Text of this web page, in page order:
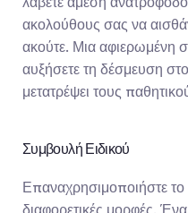
ακολούθους σας να
ακούτε. Μια αφιερωμένη
αυξήσετε τη δέσμευση
μετατρέψει τους
Συμβουλή Ειδικού
Επαναχρησιμοποιήστε
διαφορετικές μορφές.